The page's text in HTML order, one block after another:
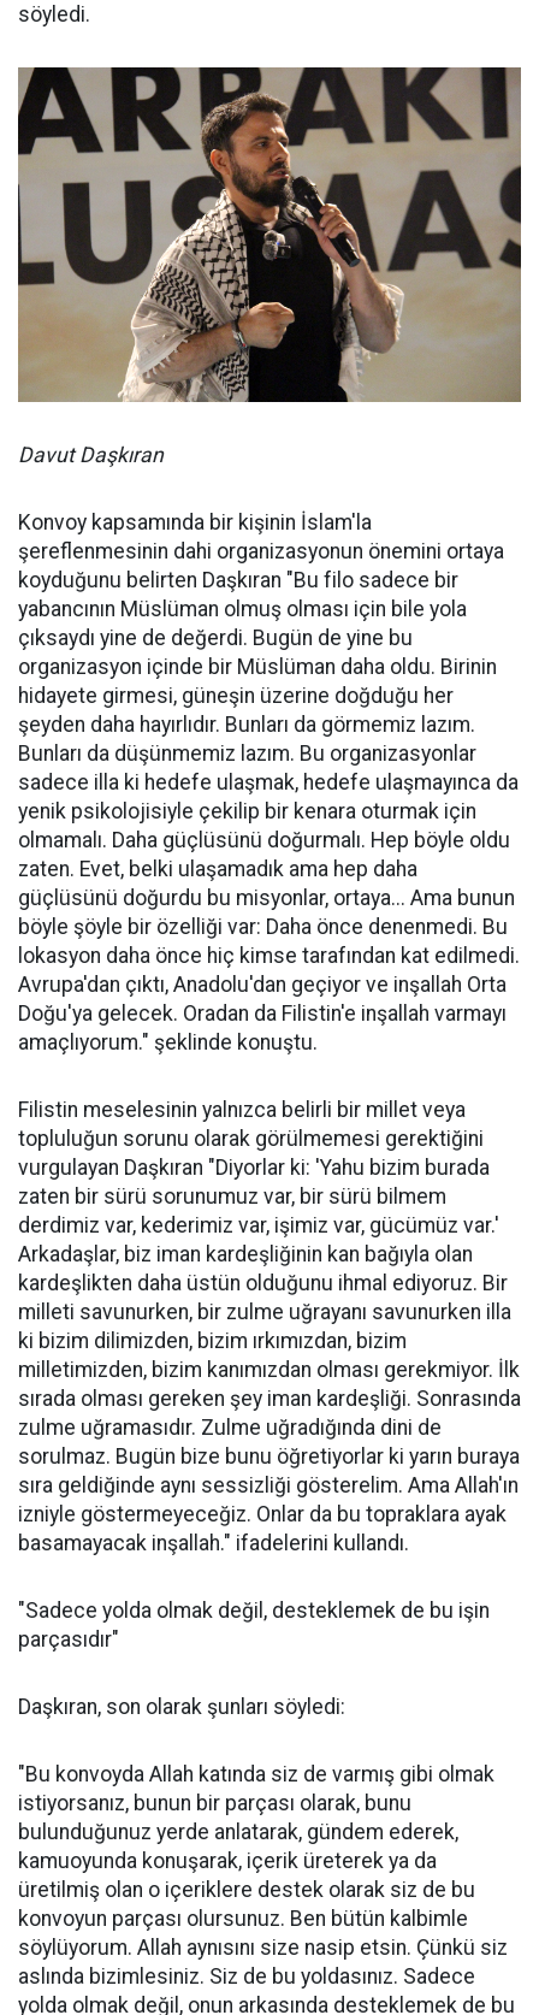
söyledi.
Davut Daşkıran
Konvoy kapsamında bir kişinin İslam'la
şereflenmesinin dahi organizasyonun önemini ortaya
koyduğunu belirten Daşkıran "Bu filo sadece bir
yabancının Müslüman olmuş olması için bile yola
çıksaydı yine de değerdi. Bugün de yine bu
organizasyon içinde bir Müslüman daha oldu. Birinin
hidayete girmesi, güneşin üzerine doğduğu her
şeyden daha hayırlıdır. Bunları da görmemiz lazım.
Bunları da düşünmemiz lazım. Bu organizasyonlar
sadece illa ki hedefe ulaşmak, hedefe ulaşmayınca da
yenik psikolojisiyle çekilip bir kenara oturmak için
olmamalı. Daha güçlüsünü doğurmalı. Hep böyle oldu
zaten. Evet, belki ulaşamadık ama hep daha
güçlüsünü doğurdu bu misyonlar, ortaya... Ama bunun
böyle şöyle bir özelliği var: Daha önce denenmedi. Bu
lokasyon daha önce hiç kimse tarafından kat edilmedi.
Avrupa'dan çıktı, Anadolu'dan geçiyor ve inşallah Orta
Doğu'ya gelecek. Oradan da Filistin'e inşallah varmayı
amaçlıyorum." şeklinde konuştu.
Filistin meselesinin yalnızca belirli bir millet veya
topluluğun sorunu olarak görülmemesi gerektiğini
vurgulayan Daşkıran "Diyorlar ki: 'Yahu bizim burada
zaten bir sürü sorunumuz var, bir sürü bilmem
derdimiz var, kederimiz var, işimiz var, gücümüz var.'
Arkadaşlar, biz iman kardeşliğinin kan bağıyla olan
kardeşlikten daha üstün olduğunu ihmal ediyoruz. Bir
milleti savunurken, bir zulme uğrayanı savunurken illa
ki bizim dilimizden, bizim ırkımızdan, bizim
milletimizden, bizim kanımızdan olması gerekmiyor. İlk
sırada olması gereken şey iman kardeşliği. Sonrasında
zulme uğramasıdır. Zulme uğradığında dini de
sorulmaz. Bugün bize bunu öğretiyorlar ki yarın buraya
sıra geldiğinde aynı sessizliği gösterelim. Ama Allah'ın
izniyle göstermeyeceğiz. Onlar da bu topraklara ayak
basamayacak inşallah." ifadelerini kullandı.
"Sadece yolda olmak değil, desteklemek de bu işin
parçasıdır"
Daşkıran, son olarak şunları söyledi:
"Bu konvoyda Allah katında siz de varmış gibi olmak
istiyorsanız, bunun bir parçası olarak, bunu
bulunduğunuz yerde anlatarak, gündem ederek,
kamuoyunda konuşarak, içerik üreterek ya da
üretilmiş olan o içeriklere destek olarak siz de bu
konvoyun parçası olursunuz. Ben bütün kalbimle
söylüyorum. Allah aynısını size nasip etsin. Çünkü siz
aslında bizimlesiniz. Siz de bu yoldasınız. Sadece
yolda olmak değil, onun arkasında desteklemek de bu